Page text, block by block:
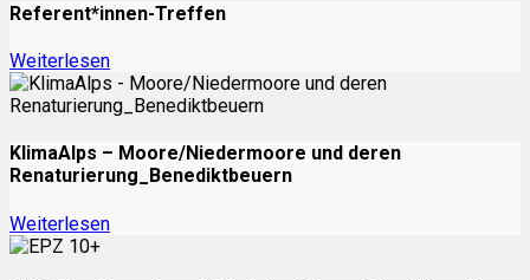
Referent*innen-Treffen
Weiterlesen
KlimaAlps – Moore/Niedermoore und deren
Renaturierung_Benediktbeuern
Weiterlesen